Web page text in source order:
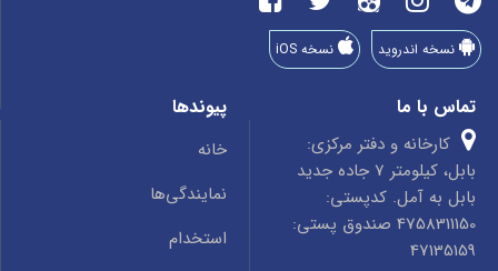
نسخه اندروید نسخه iOS
تماس با ما
کارخانه و دفتر مرکزی:
بابل، کیلومتر 7 جاده جدید
بابل به آمل. کدپستی:
4758311150 صندوق پستی:
47135159
پیوندها
خانه
نمایندگی‌ها
استخدام